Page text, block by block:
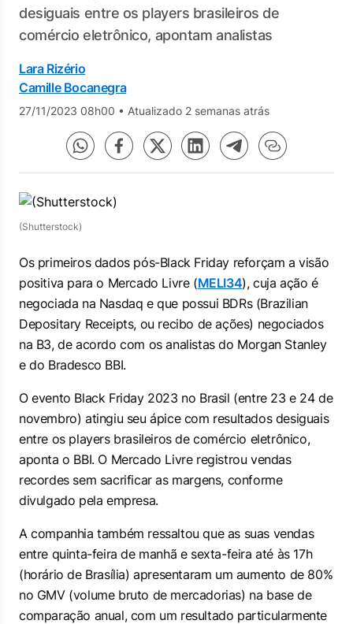
desiguais entre os players brasileiros de
comércio eletrônico, apontam analistas
Lara Rizério
Camille Bocanegra
27/11/2023 08h00 • Atualizado 2 semanas atrás
(Shutterstock)
Os primeiros dados pós-Black Friday reforçam a visão
positiva para o Mercado Livre (MELI34), cuja ação é
negociada na Nasdaq e que possui BDRs (Brazilian
Depositary Receipts, ou recibo de ações) negociados
na B3, de acordo com os analistas do Morgan Stanley
e do Bradesco BBI.
O evento Black Friday 2023 no Brasil (entre 23 e 24 de
novembro) atingiu seu ápice com resultados desiguais
entre os players brasileiros de comércio eletrônico,
aponta o BBI. O Mercado Livre registrou vendas
recordes sem sacrificar as margens, conforme
divulgado pela empresa.
A companhia também ressaltou que as suas vendas
entre quinta-feira de manhã e sexta-feira até às 17h
(horário de Brasília) apresentaram um aumento de 80%
no GMV (volume bruto de mercadorias) na base de
comparação anual, com um resultado particularmente